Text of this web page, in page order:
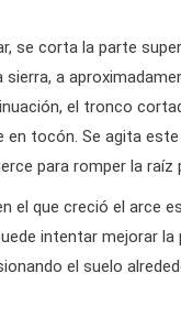
se corta la parte
sierra, a
el tronco
en tocón. Se agita
para romper la raíz
el que creció el arce
intentar mejorar la
el suelo